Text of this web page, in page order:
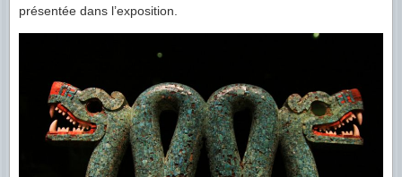
présentée dans l’exposition.